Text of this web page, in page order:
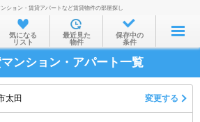
お部屋を探す
沿線・駅から
住所から
ション・賃貸アパートなど賃貸物件の部屋探し
気になる
リスト
最近見た
物件
保存中の
条件
ンション・アパート一覧
太田 変更する